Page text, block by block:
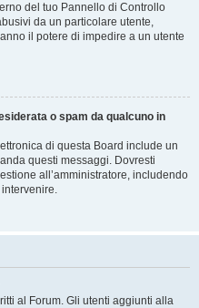
del tuo Pannello di Controllo
da un particolare utente,
il potere di impedire a un utente
o spam da qualcuno in
di questa Board include un
questi messaggi. Dovresti
all’amministratore, includendo
al Forum. Gli utenti aggiunti alla